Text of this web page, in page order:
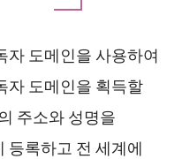
자 도메인을 사용하여
자 도메인을 획득할
주소와 성명을
등록하고 전 세계에